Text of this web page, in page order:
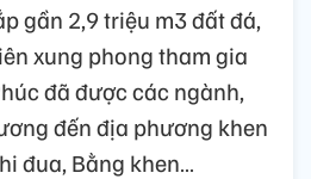
gần 2,9 triệu m3 đất đá,
xung phong tham gia
đã được các ngành,
đến địa phương khen
đua, Bằng khen…